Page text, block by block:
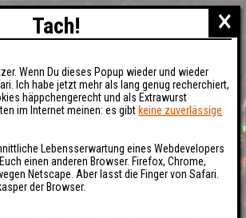
×
Tach!
Wenn Du dieses Popup wieder und wieder
Ich habe jetzt mehr als lang genug recherchiert,
häppchengerecht und als Extrawurst
im Internet meinen: es gibt keine zuverlässige
Lebensserwartung eines Webdevelopers
einen anderen Browser. Firefox, Chrome,
Netscape. Aber lasst die Finger von Safari.
der Browser.